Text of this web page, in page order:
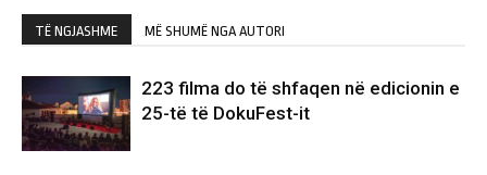
TË NGJASHME MË SHUMË NGA AUTORI
223 filma do të shfaqen në edicionin e
25-të të DokuFest-it